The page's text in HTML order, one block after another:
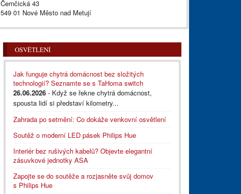
Černčická 43
549 01 Nové Město nad Metují
OSVĚTLENÍ
Jak funguje chytrá domácnost bez složitých
technologií? Seznamte se s TaHoma switch
26.06.2026 - Když se řekne chytrá domácnost,
spousta lidí si představí kilometry...
Zahrada po setmění: Co dokáže venkovní osvětlení
Soutěž o moderní LED pásek Philips Hue
Interiér bez rušivých kabelů? Objevte elegantní
zásuvkové jednotky ASA
Zapojte se do soutěže a rozjasněte svůj domov
s Philips Hue